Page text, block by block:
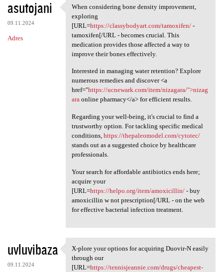
asutojani
09.11.2024
Adres
When considering bone density
When considering bone density improvement,
exploring
[URL=https://classybodyart.com/tamoxifen/-
tamoxifen[/URL - becomes crucial. This
medication provides those affected a way to
improve their bones effectively.
Interested in managing water retention? Explore
numerous remedies and discover <a
href="https://ucnewark.com/item/nizagara/">nizag
araonline pharmacy</a> for efficient results.
Regarding your well-being, it's crucial to find a
trustworthy option. For tackling specific medical
conditions, https://thepaleomodel.com/cytotec/
stands out as a suggested choice by healthcare
professionals.
Your search for affordable antibiotics ends here;
acquire your
[URL=https://helpo.org/item/amoxicillin/- buy
amoxicillin w not prescription[/URL - on the web
for effective bacterial infection treatment.
uvluvibaza
09.11.2024
X-plore your options for
X-plore your options for acquiring Duovir-N easily
through our
[URL=https://tennisjeannie.com/drugs/cheapest-